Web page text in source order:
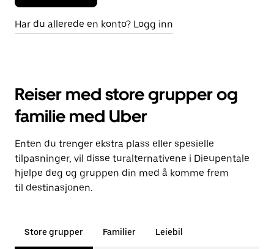
Har du allerede en konto? Logg inn
Reiser med store grupper og
familie med Uber
Enten du trenger ekstra plass eller spesielle
tilpasninger, vil disse turalternativene i Dieupentale
hjelpe deg og gruppen din med å komme frem
til destinasjonen.
Store grupper Familier Leiebil